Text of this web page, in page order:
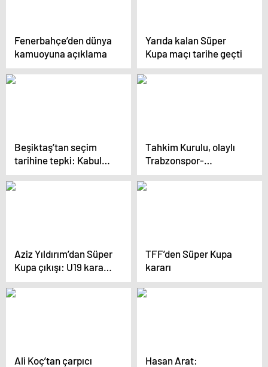
Fenerbahçe’den dünya
kamuoyuna açıklama
Yarıda kalan Süper
Kupa maçı tarihe geçti
Beşiktaş’tan seçim
tarihine tepki: Kabul
edilebilir değildir
Tahkim Kurulu, olaylı
Trabzonspor-
Fenerbahçe maçı
kararlarını açıkladı
Aziz Yıldırım’dan Süper
Kupa çıkışı: U19 kararı
korkakça bir çözümdür
TFF’den Süper Kupa
kararı
Ali Koç’tan çarpıcı
Hasan Arat: